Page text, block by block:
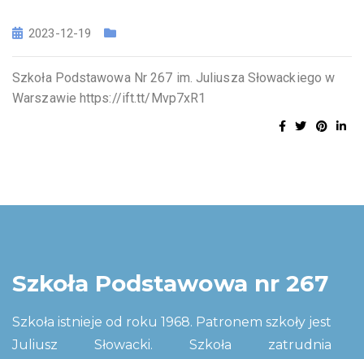
2023-12-19
Szkoła Podstawowa Nr 267 im. Juliusza Słowackiego w
Warszawie https://ift.tt/Mvp7xR1
Szkoła Podstawowa nr 267
Szkoła istnieje od roku 1968. Patronem szkoły jest
Juliusz Słowacki. Szkoła zatrudnia